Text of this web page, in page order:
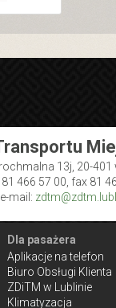
13j, 20-401
81 466 57 00, fax 81
e-mail:
Dla pasażera
Aplikacje na telefon
Biuro Obsługi Klienta
ZDiTM w Lublinie
Klimatyzacja